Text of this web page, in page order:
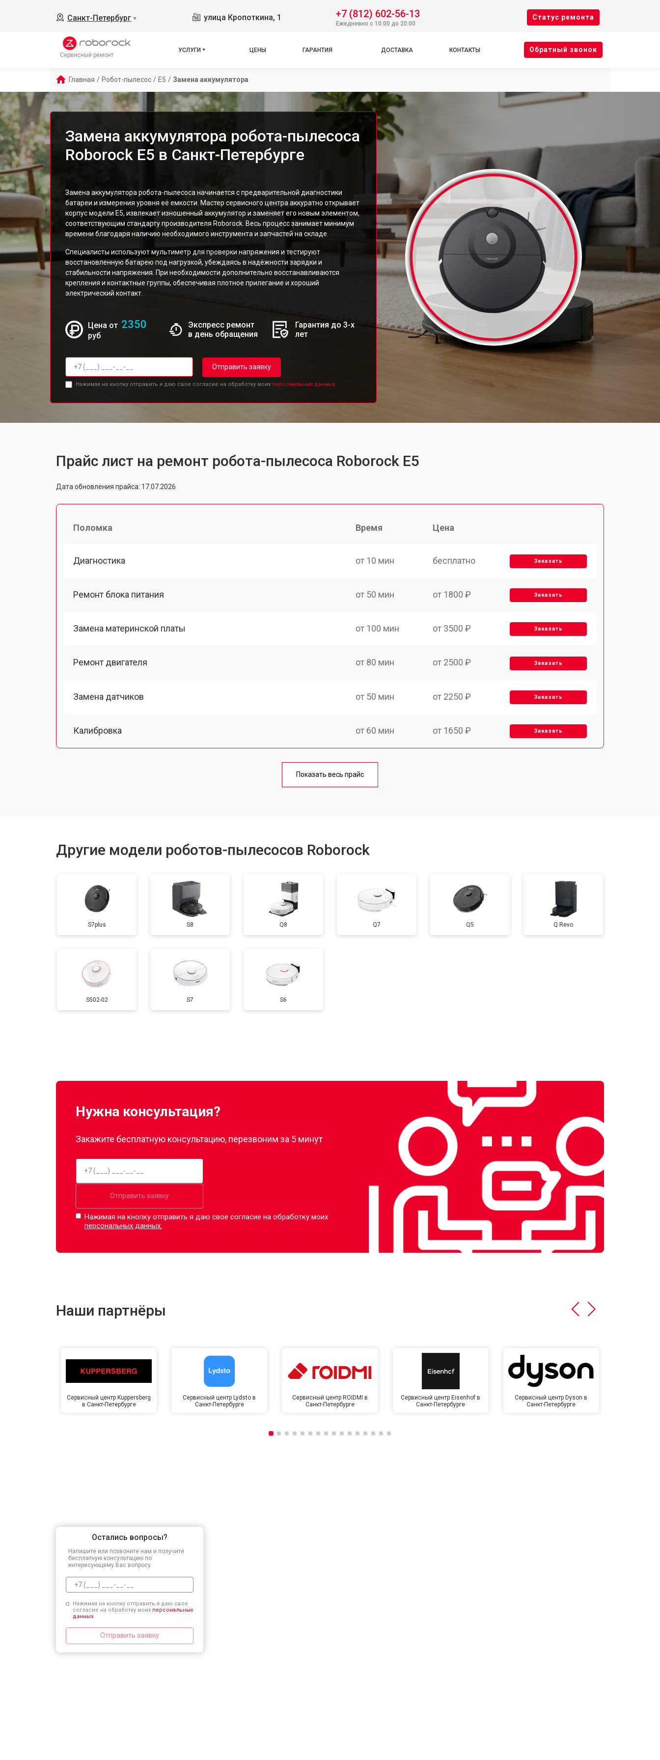
Санкт-Петербург ▼ улица Кропоткина, 1 +7 (812) 602-56-13
Ежедневно с 10:00 до 20:00
Cтатус ремонта
Сервисный ремонт
УСЛУГИ ЦЕНЫ ГАРАНТИЯ ДОСТАВКА КОНТАКТЫ Oбратный звонок
Главная / Робот-пылесос / E5 / Замена аккумулятора
Замена аккумулятора робота-пылесоса
Roborock E5 в Санкт-Петербурге
Замена аккумулятора робота-пылесоса начинается с предварительной диагностики
батареи и измерения уровня её емкости. Мастер сервисного центра аккуратно открывает
корпус модели E5, извлекает изношенный аккумулятор и заменяет его новым элементом,
соответствующим стандарту производителя Roborock. Весь процесс занимает минимум
времени благодаря наличию необходимого инструмента и запчастей на складе.
Специалисты используют мультиметр для проверки напряжения и тестируют
восстановленную батарею под нагрузкой, убеждаясь в надёжности зарядки и
стабильности напряжения. При необходимости дополнительно восстанавливаются
крепления и контактные группы, обеспечивая плотное прилегание и хороший
электрический контакт.
Цена от 2350
руб
Экспресс ремонт
в день обращения
Гарантия до 3-х
лет
Отправить заявку
Нажимая на кнопку отправить я даю свое согласие на обработку моих персональных данных.
Прайс лист на ремонт робота-пылесоса Roborock E5
Дата обновления прайса: 17.07.2026
Поломка Время Цена
Диагностика от 10 мин бесплатно Заказать
Ремонт блока питания от 50 мин от 1800 ₽ Заказать
Замена материнской платы от 100 мин от 3500 ₽ Заказать
Ремонт двигателя от 80 мин от 2500 ₽ Заказать
Замена датчиков от 50 мин от 2250 ₽ Заказать
Калибровка от 60 мин от 1650 ₽ Заказать
от 50 мин
Показать весь прайс
Другие модели роботов-пылесосов Roborock
S7plus S8 Q8 Q7 Q5 Q Revo
S502-02 S7 S6
Нужна консультация?
Закажите бесплатную консультацию, перезвоним за 5 минут
Отправить заявку
Нажимая на кнопку отправить я даю свое согласие на обработку моих
персональных данных.
Наши партнёры
Сервисный центр Kuppersberg
в Санкт-Петербурге
Сервисный центр Lydsto в
Санкт-Петербурге
Сервисный центр ROIDMI в
Санкт-Петербурге
Сервисный центр Eisenhof в
Санкт-Петербурге
Сервисный центр Dyson в
Санкт-Петербурге
Остались вопросы?
Напишите или позвоните нам и получите
бесплатную консультацию по
интересующему Вас вопросу.
Нажимая на кнопку отправить я даю свое
согласие на обработку моих персональных
данных.
Отправить заявку